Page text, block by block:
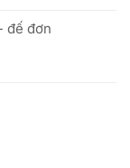
đế đơn